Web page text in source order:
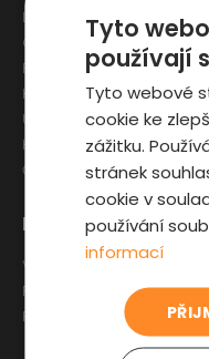
Pro zákazníky
Výběr auta
Fyzická kontrola auta
Prověrka historie
Liberec
Olomouc
Pardubice
Karlovy Vary
Ústí nad Labem
Hradec Králové
České Budějovice
Tyto
používají
Tyto webové
cookie ke
zážitku.
stránek
cookie v
používání
informací